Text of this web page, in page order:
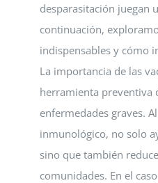
desparasitación juegan
continuación,
indispensables y cómo
La importancia de las
herramienta preventiva
enfermedades graves.
inmunológico, no solo
sino que también
comunidades. En el